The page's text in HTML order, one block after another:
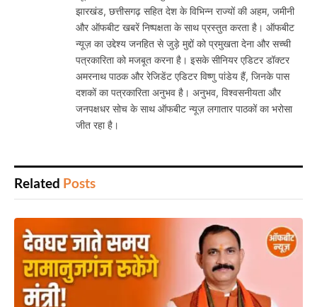
झारखंड, छत्तीसगढ़ सहित देश के विभिन्न राज्यों की अहम, जमीनी
और ऑफबीट खबरें निष्पक्षता के साथ प्रस्तुत करता है। ऑफबीट
न्यूज़ का उद्देश्य जनहित से जुड़े मुद्दों को प्रमुखता देना और सच्ची
पत्रकारिता को मजबूत करना है। इसके सीनियर एडिटर डॉक्टर
अमरनाथ पाठक और रेजिडेंट एडिटर विष्णु पांडेय हैं, जिनके पास
दशकों का पत्रकारिता अनुभव है। अनुभव, विश्वसनीयता और
जनपक्षधर सोच के साथ ऑफबीट न्यूज़ लगातार पाठकों का भरोसा
जीत रहा है।
Related Posts